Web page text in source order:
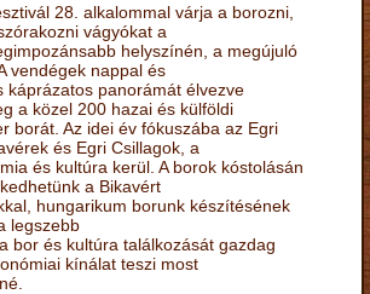
28. alkalommal várja a borozni,
vágyókat a
helyszínén, a megújuló
vendégek nappal és
káprázatos panorámát élvezve
a közel 200 hazai és külföldi
borát. Az idei év fókuszába az Egri
és Egri Csillagok, a
és kultúra kerül. A borok kóstolásán
a Bikavért
hungarikum borunk készítésének
legszebb
bor és kultúra találkozását gazdag
kínálat teszi most